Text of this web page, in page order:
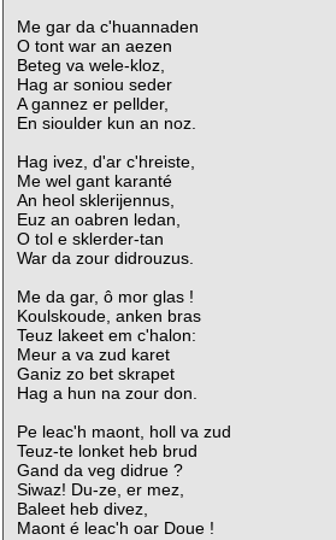
Me gar da c'huannaden
O tont war an aezen
Beteg va wele-kloz,
Hag ar soniou seder
A gannez er pellder,
En sioulder kun an noz.
Hag ivez, d'ar c'hreiste,
Me wel gant karanté
An heol sklerijennus,
Euz an oabren ledan,
O tol e sklerder-tan
War da zour didrouzus.
Me da gar, ô mor glas !
Koulskoude, anken bras
Teuz lakeet em c'halon:
Meur a va zud karet
Ganiz zo bet skrapet
Hag a hun na zour don.
Pe leac'h maont, holl va zud
Teuz-te lonket heb brud
Gand da veg didrue ?
Siwaz! Du-ze, er mez,
Baleet heb divez,
Maont é leac'h oar Doue !